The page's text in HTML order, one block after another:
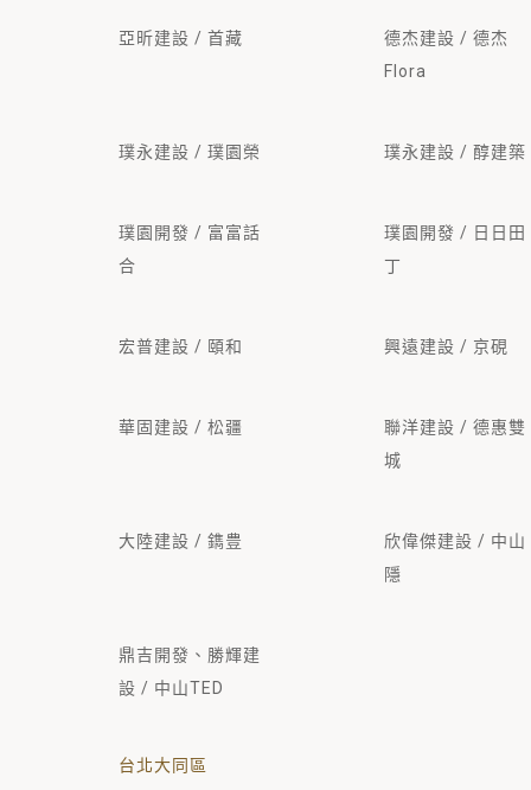
亞昕建設 / 首藏
德杰建設 / 德杰
Flora
璞永建設 / 璞園榮 璞永建設 / 醇建築
璞園開發 / 富富話
合
璞園開發 / 日日田
丁
宏普建設 / 頤和 興遠建設 / 京硯
華固建設 / 松疆
聯洋建設 / 德惠雙
城
大陸建設 / 鐫豊
欣偉傑建設 / 中山
隱
鼎吉開發、勝輝建
設 / 中山TED
台北大同區